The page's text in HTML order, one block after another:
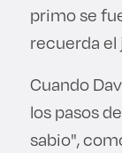
primo se
recuerda el
Cuando
los pasos
sabio",